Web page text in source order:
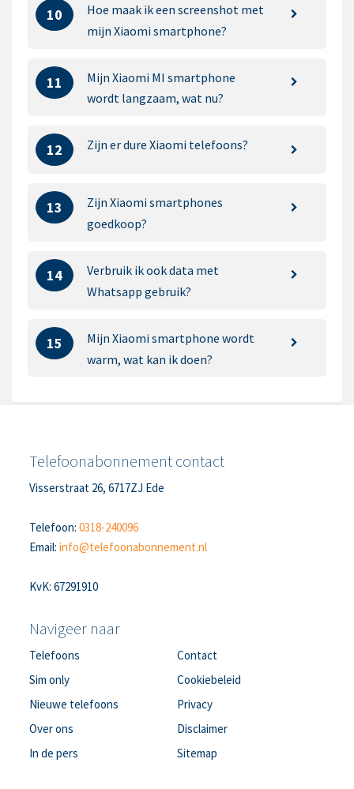
10
Hoe maak ik een screenshot met
mijn Xiaomi smartphone?
11
Mijn Xiaomi MI smartphone
wordt langzaam, wat nu?
12 Zijn er dure Xiaomi telefoons?
13
Zijn Xiaomi smartphones
goedkoop?
14
Verbruik ik ook data met
Whatsapp gebruik?
15
Mijn Xiaomi smartphone wordt
warm, wat kan ik doen?
Telefoonabonnement contact
Visserstraat 26, 6717ZJ Ede
Telefoon:0318-240096
Email:info@telefoonabonnement.nl
KvK: 67291910
Navigeer naar
Telefoons
Sim only
Nieuwe telefoons
Over ons
In de pers
Contact
Cookiebeleid
Privacy
Disclaimer
Sitemap